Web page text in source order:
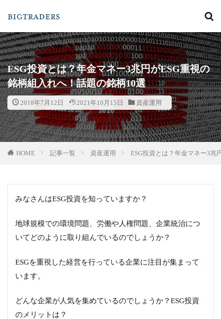
ESG投資とは？年金マネー3兆円がESG重視の
銘柄組入れへ！話題の銘柄10選
2018年7月12日 2021年10月15日 資産運用
HOME 記事一覧 資産運用 ESG投資とは？年金マネー3兆
みなさんはESG投資を知っていますか？
地球規模での環境問題、労働や人権問題、企業統治につ
いてどのように取り組んでいるのでしょうか？
ESGを重視した経営を行っている企業に注目が集まって
います。
どんな企業が人気を集めているのでしょうか？ESG投資
のメリットは？
カテゴリー
検索